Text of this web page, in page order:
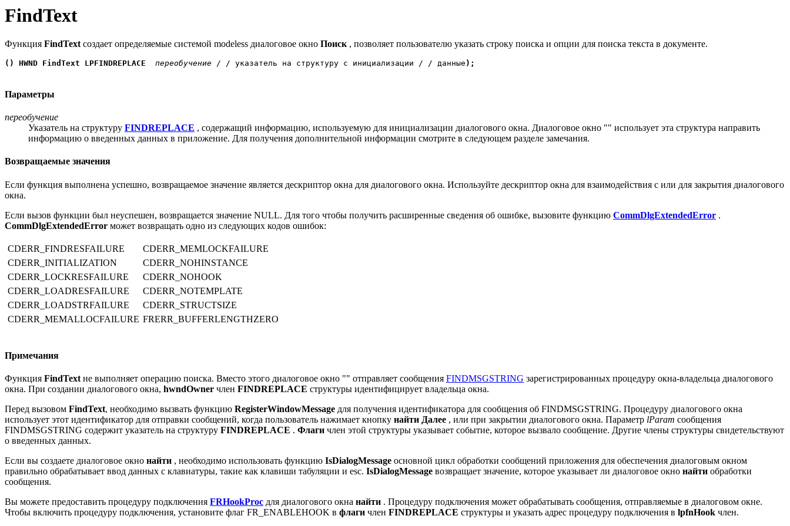
FindText
Функция FindTextсоздает определяемые системой modeless диалоговое окно Поиск, позволяет пользователю указать строку поиска и опции для поиска текста в документе.
() HWND FindText LPFINDREPLACE переобучение / / указатель на структуру с инициализации / / данные );
Параметры
переобучение
Указатель на структуру FINDREPLACE , содержащий информацию, используемую для инициализации диалогового окна. Диалоговое окно "" использует эта структура направить
информацию о введенных данных в приложение. Для получения дополнительной информации смотрите в следующем разделе замечания.
Возвращаемые значения
Если функция выполнена успешно, возвращаемое значение является дескриптор окна для диалогового окна. Используйте дескриптор окна для взаимодействия с или для закрытия диалогового
окна.
Если вызов функции был неуспешен, возвращается значение NULL. Для того чтобы получить расширенные сведения об ошибке, вызовите функцию CommDlgExtendedError .
CommDlgExtendedError может возвращать одно из следующих кодов ошибок:
CDERR_FINDRESFAILURE
CDERR_MEMLOCKFAILURE
CDERR_INITIALIZATION
CDERR_NOHINSTANCE
CDERR_LOCKRESFAILURE
CDERR_NOHOOK
CDERR_LOADRESFAILURE
CDERR_NOTEMPLATE
CDERR_LOADSTRFAILURE
CDERR_STRUCTSIZE
CDERR_MEMALLOCFAILURE FRERR_BUFFERLENGTHZERO
Примечания
Функция FindText не выполняет операцию поиска. Вместо этого диалоговое окно "" отправляет сообщения FINDMSGSTRING зарегистрированных процедуру окна-владельца диалогового
окна. При создании диалогового окна, hwndOwner член FINDREPLACE структуры идентифицирует владельца окна.
Перед вызовом FindText, необходимо вызвать функцию RegisterWindowMessage для получения идентификатора для сообщения об FINDMSGSTRING. Процедуру диалогового окна
использует этот идентификатор для отправки сообщений, когда пользователь нажимает кнопку найти Далее , или при закрытии диалогового окна. Параметр lParam сообщения
FINDMSGSTRING содержит указатель на структуру FINDREPLACE . Флаги член этой структуры указывает событие, которое вызвало сообщение. Другие члены структуры свидетельствуют
о введенных данных.
Если вы создаете диалоговое окно найти , необходимо использовать функцию IsDialogMessage основной цикл обработки сообщений приложения для обеспечения диалоговым окном
правильно обрабатывает ввод данных с клавиатуры, такие как клавиши табуляции и esc. IsDialogMessage возвращает значение, которое указывает ли диалоговое окно найти обработки
сообщения.
Вы можете предоставить процедуру подключения FRHookProc для диалогового окна найти . Процедуру подключения может обрабатывать сообщения, отправляемые в диалоговом окне.
Чтобы включить процедуру подключения, установите флаг FR_ENABLEHOOK в флаги член FINDREPLACE структуры и указать адрес процедуру подключения в lpfnHook член.